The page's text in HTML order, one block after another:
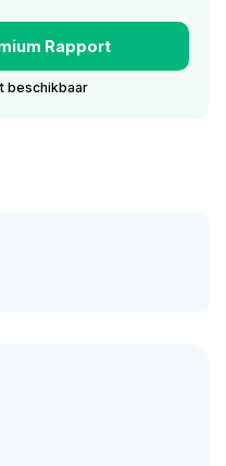
Rapport
beschikbaar